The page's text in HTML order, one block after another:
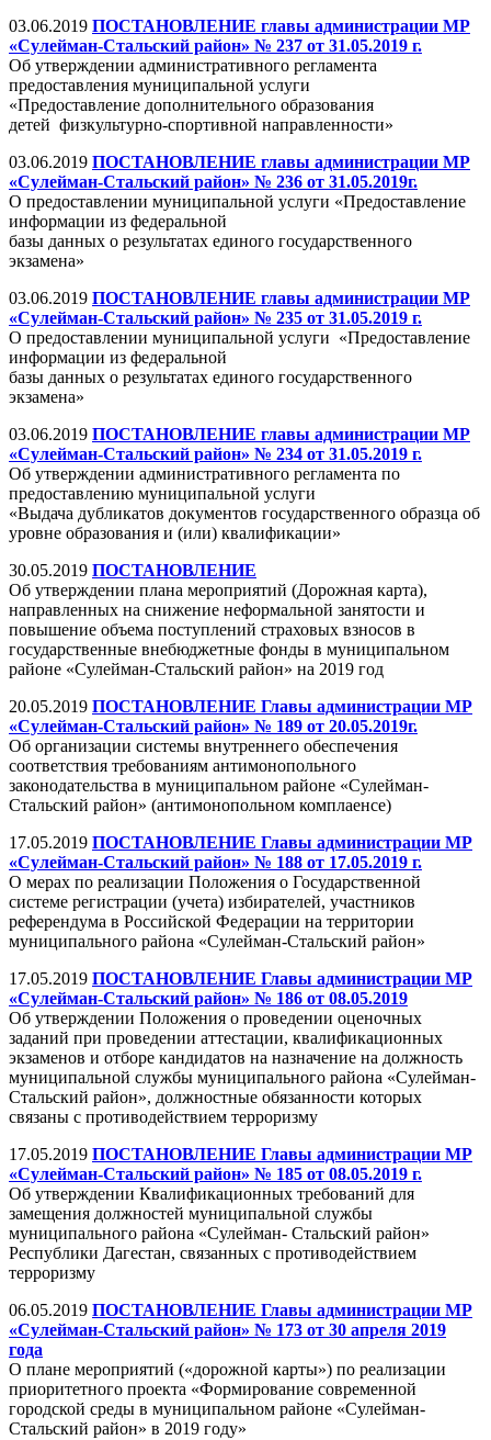
03.06.2019 ПОСТАНОВЛЕНИЕ главы администрации МР
«Сулейман-Стальский район» № 237 от 31.05.2019 г.
Об утверждении административного регламента
предоставления муниципальной услуги
«Предоставление дополнительного образования
детей физкультурно-спортивной направленности»
03.06.2019 ПОСТАНОВЛЕНИЕ главы администрации МР
«Сулейман-Стальский район» № 236 от 31.05.2019г.
О предоставлении муниципальной услуги «Предоставление
информации из федеральной
базы данных о результатах единого государственного
экзамена»
03.06.2019 ПОСТАНОВЛЕНИЕ главы администрации МР
«Сулейман-Стальский район» № 235 от 31.05.2019 г.
О предоставлении муниципальной услуги «Предоставление
информации из федеральной
базы данных о результатах единого государственного
экзамена»
03.06.2019 ПОСТАНОВЛЕНИЕ главы администрации МР
«Сулейман-Стальский район» № 234 от 31.05.2019 г.
Об утверждении административного регламента по
предоставлению муниципальной услуги
«Выдача дубликатов документов государственного образца об
уровне образования и (или) квалификации»
30.05.2019 ПОСТАНОВЛЕНИЕ
Об утверждении плана мероприятий (Дорожная карта),
направленных на снижение неформальной занятости и
повышение объема поступлений страховых взносов в
государственные внебюджетные фонды в муниципальном
районе «Сулейман-Стальский район» на 2019 год
20.05.2019 ПОСТАНОВЛЕНИЕ Главы администрации МР
«Сулейман-Стальский район» № 189 от 20.05.2019г.
Об организации системы внутреннего обеспечения
соответствия требованиям антимонопольного
законодательства в муниципальном районе «Сулейман-
Стальский район» (антимонопольном комплаенсе)
17.05.2019 ПОСТАНОВЛЕНИЕ Главы администрации МР
«Сулейман-Стальский район» № 188 от 17.05.2019 г.
О мерах по реализации Положения о Государственной
системе регистрации (учета) избирателей, участников
референдума в Российской Федерации на территории
муниципального района «Сулейман-Стальский район»
17.05.2019 ПОСТАНОВЛЕНИЕ Главы администрации МР
«Сулейман-Стальский район» № 186 от 08.05.2019
Об утверждении Положения о проведении оценочных
заданий при проведении аттестации, квалификационных
экзаменов и отборе кандидатов на назначение на должность
муниципальной службы муниципального района «Сулейман-
Стальский район», должностные обязанности которых
связаны с противодействием терроризму
17.05.2019 ПОСТАНОВЛЕНИЕ Главы администрации МР
«Сулейман-Стальский район» № 185 от 08.05.2019 г.
Об утверждении Квалификационных требований для
замещения должностей муниципальной службы
муниципального района «Сулейман- Стальский район»
Республики Дагестан, связанных с противодействием
терроризму
06.05.2019 ПОСТАНОВЛЕНИЕ Главы администрации МР
«Сулейман-Стальский район» № 173 от 30 апреля 2019
года
О плане мероприятий («дорожной карты») по реализации
приоритетного проекта «Формирование современной
городской среды в муниципальном районе «Сулейман-
Стальский район» в 2019 году»